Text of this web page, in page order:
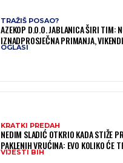
TRAŽIŠ POSAO?
AZEKOP D.O.O. JABLANICA ŠIRI TIM:
IZNADPROSJEČNA PRIMANJA,
SLOBODNI, TRAŽI SE VIŠE RADNIKA
OGLASI
KRATKI PREDAH
NEDIM SLADIĆ OTKRIO KADA STIŽE
PAKLENIH VRUĆINA: EVO KOLIKO ĆE
OSVJEŽENJE U BIH
VIJESTI BIH